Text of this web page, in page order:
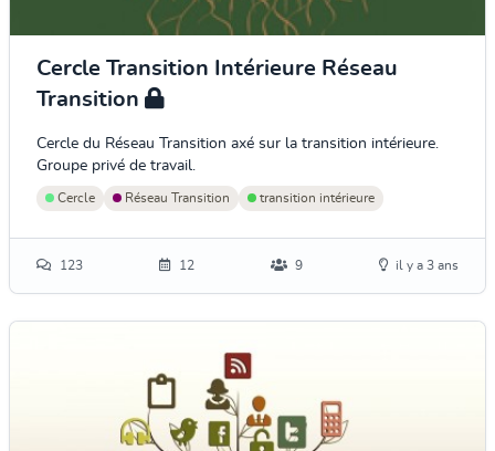
Cercle Transition Intérieure Réseau
Transition
Cercle du Réseau Transition axé sur la transition intérieure.
Groupe privé de travail.
Cercle Réseau Transition transition intérieure
123 12 9 il y a 3 ans